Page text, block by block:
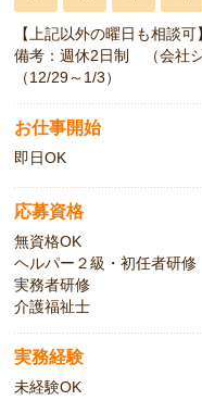
【上記以外の曜日も相談可
備考：週休2日制 （会社
（12/29～1/3）
お仕事開始
即日OK
応募資格
無資格OK
ヘルパー２級・初任者研修
実務者研修
介護福祉士
実務経験
未経験OK